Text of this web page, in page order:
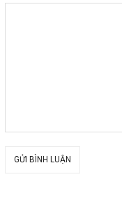
GỬI BÌNH LUẬN